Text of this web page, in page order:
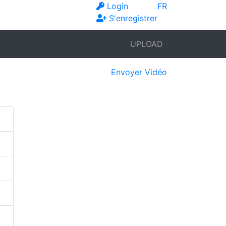
FR
Login
S'enregistrer
UPLOAD
Envoyer Vidéo